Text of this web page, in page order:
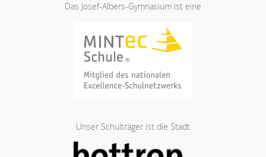
Das Josef-Albers-Gymnasium ist eine
Unser Schulträger ist die Stadt